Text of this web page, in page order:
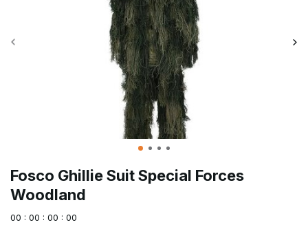
Fosco Ghillie Suit Special Forces
Woodland
00 : 00 : 00 : 00